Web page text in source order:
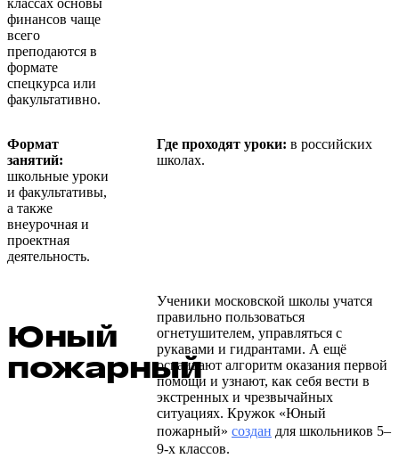
финансов чаще
всего
преподаются в
формате
спецкурса или
факультативно.
Формат
занятий:
школьные уроки
и факультативы,
а также
внеурочная и
проектная
деятельность.
Где проходят уроки: в российских
школах.
Юный
пожарный
Ученики московской школы учатся
правильно пользоваться
огнетушителем, управляться с
рукавами и гидрантами. А ещё
осваивают алгоритм оказания первой
помощи и узнают, как себя вести в
экстренных и чрезвычайных
ситуациях. Кружок «Юный
пожарный» создан для школьников 5–
9-х классов.